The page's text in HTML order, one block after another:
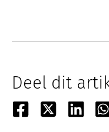
Deel dit